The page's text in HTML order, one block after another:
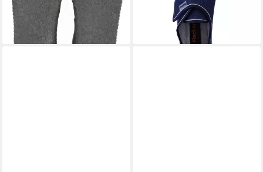
und Zuhause) rutschfeste
Sohle
-17%